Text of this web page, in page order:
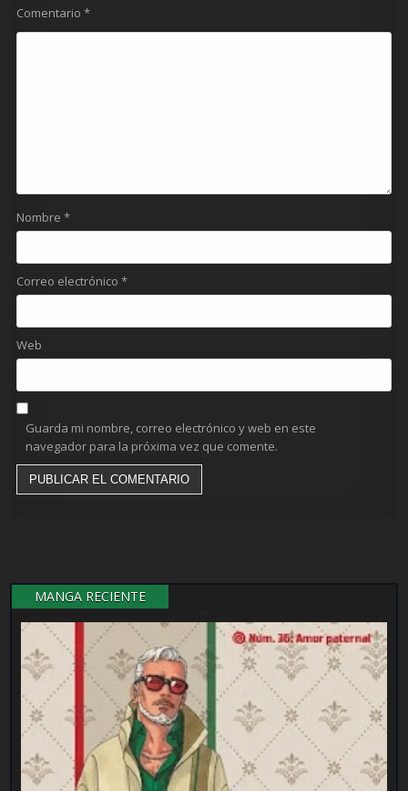
Comentario*
Nombre*
Correo electrónico*
Web
Guarda mi nombre, correo electrónico y web en este
navegador para la próxima vez que comente.
MANGA RECIENTE